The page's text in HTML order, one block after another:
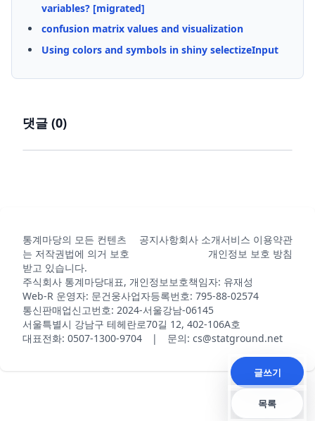
variables? [migrated]
confusion matrix values and visualization
Using colors and symbols in shiny selectizeInput
댓글 (0)
통계마당의 모든 컨텐츠
는 저작권법에 의거 보호
받고 있습니다.
공지사항회사 소개서비스 이용약관
개인정보 보호 방침
주식회사 통계마당대표, 개인정보보호책임자: 유재성
Web-R 운영자: 문건웅사업자등록번호: 795-88-02574
통신판매업신고번호: 2024-서울강남-06145
서울특별시 강남구 테헤란로70길 12, 402-106A호
대표전화: 0507-1300-9704 | 문의: cs@statground.net
글쓰기
목록